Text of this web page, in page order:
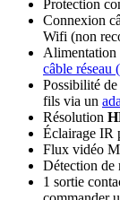
Protection
Connexion
Wifi (non
Alimentation
câble réseau (
Possibilité
fils via un
Résolution
Éclairage IR
Flux vidéo
Détection de
1 sortie